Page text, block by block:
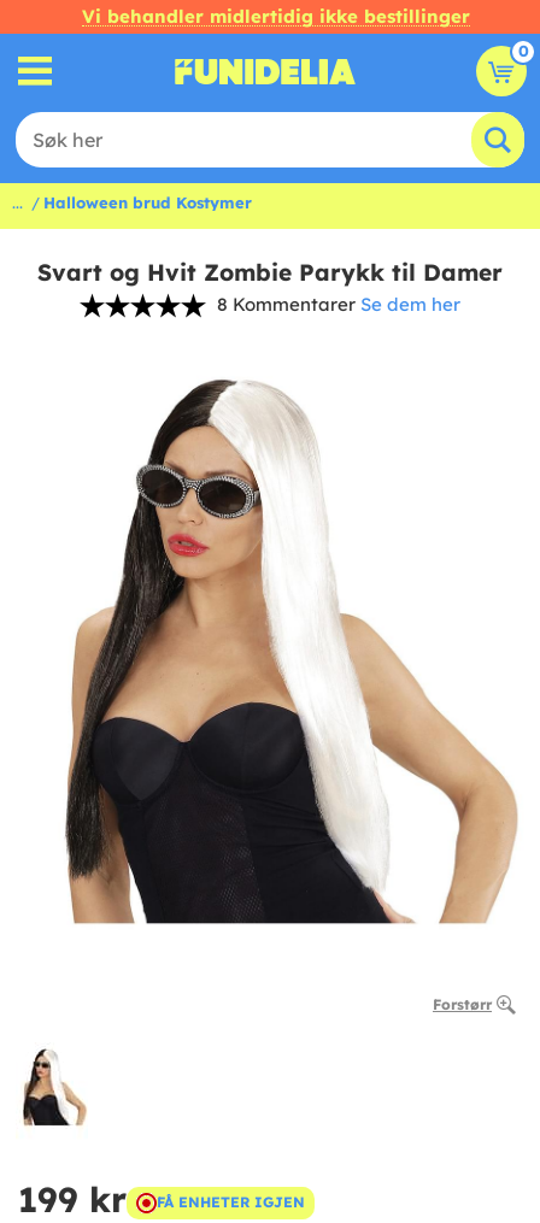
Vi behandler midlertidig ikke bestillinger
0
... Halloween brud Kostymer
Svart og Hvit Zombie Parykk til Damer
8 Kommentarer Se dem her
Forstørr
199 kr FÅ ENHETER IGJEN